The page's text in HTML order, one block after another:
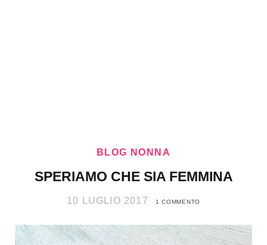
BLOG NONNA
SPERIAMO CHE SIA FEMMINA
10 LUGLIO 2017 1 COMMENTO